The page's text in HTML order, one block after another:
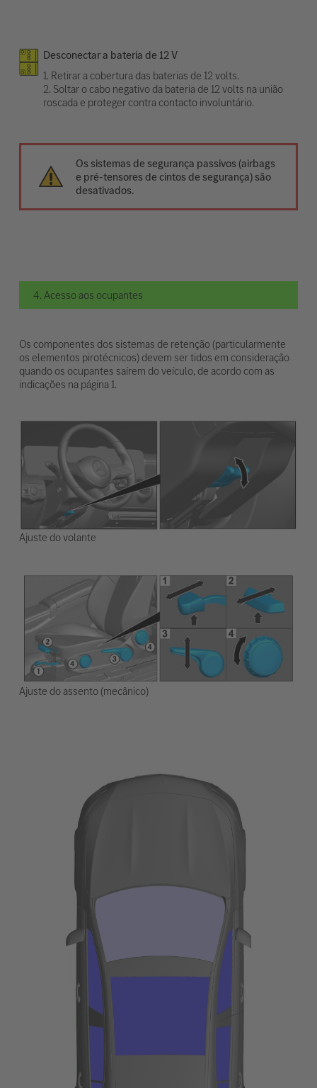
Desconectar a bateria de 12 V
1. Retirar a cobertura das baterias de 12 volts.
2. Soltar o cabo negativo da bateria de 12 volts na união
roscada e proteger contra contacto involuntário.
Os sistemas de segurança passivos (airbags
e pré-tensores de cintos de segurança) são
desativados.
4. Acesso aos ocupantes
Os componentes dos sistemas de retenção (particularmente
os elementos pirotécnicos) devem ser tidos em consideração
quando os ocupantes saírem do veículo, de acordo com as
indicações na página 1.
Ajuste do volante
Ajuste do assento (mecânico)